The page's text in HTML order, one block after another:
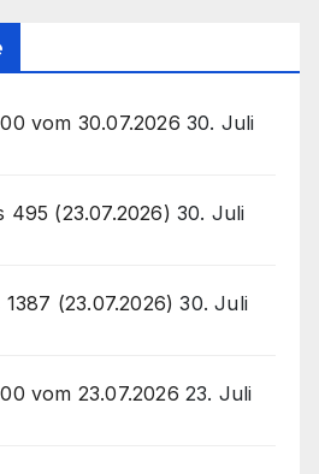
vom 30.07.2026 30. Juli
495 (23.07.2026) 30. Juli
(23.07.2026) 30. Juli
vom 23.07.2026 23. Juli